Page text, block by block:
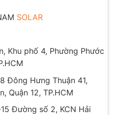
SOLAR
Khu phố 4, Phường Phước
Đông Hưng Thuận 41,
Quận 12, TP.HCM
Đường số 2, KCN Hải